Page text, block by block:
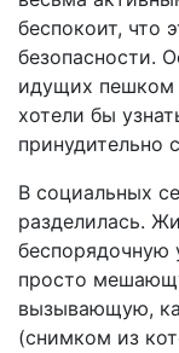
беспокоит, что
безопасности.
идущих пешком
хотели бы
принудительно
В социальных
разделилась.
беспорядочную
просто
вызывающую,
(снимком из